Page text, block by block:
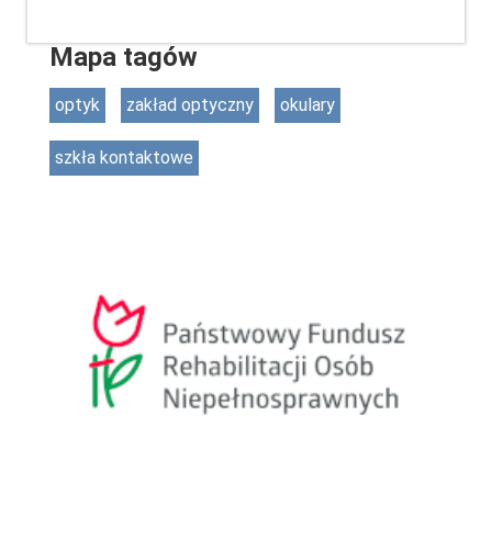
Mapa tagów
optyk zakład optyczny okulary
szkła kontaktowe